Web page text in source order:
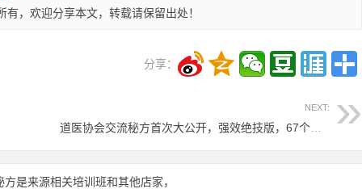
有，欢迎分享本文，转载请保留出处！
分享：
NEXT:
是来源相关培训班和其他店家，